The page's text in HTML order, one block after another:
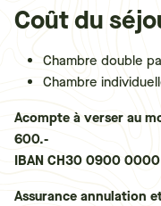
Coût du
Chambre double
Chambre
Acompte à verser au
600.-
IBAN CH30 0900 0000
Assurance annulation